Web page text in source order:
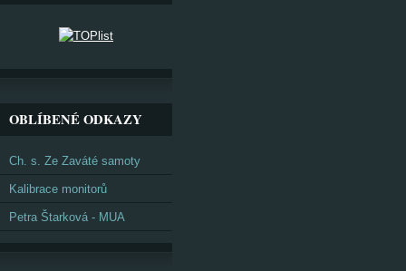
OBLÍBENÉ ODKAZY
Ch. s. Ze Zaváté samoty
Kalibrace monitorů
Petra Štarková - MUA